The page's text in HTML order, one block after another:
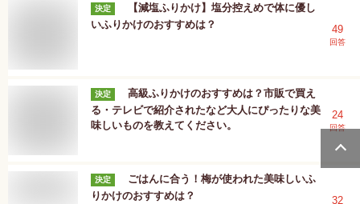
決定
【減塩ふりかけ】塩分控えめで体に優し
いふりかけのおすすめは？
49
回答
決定
高級ふりかけのおすすめは？市販で買え
る・テレビで紹介されたなど大人にぴったりな美
味しいものを教えてください。
24
回答
決定
ごはんに合う！梅が使われた美味しいふ
りかけのおすすめは？
32